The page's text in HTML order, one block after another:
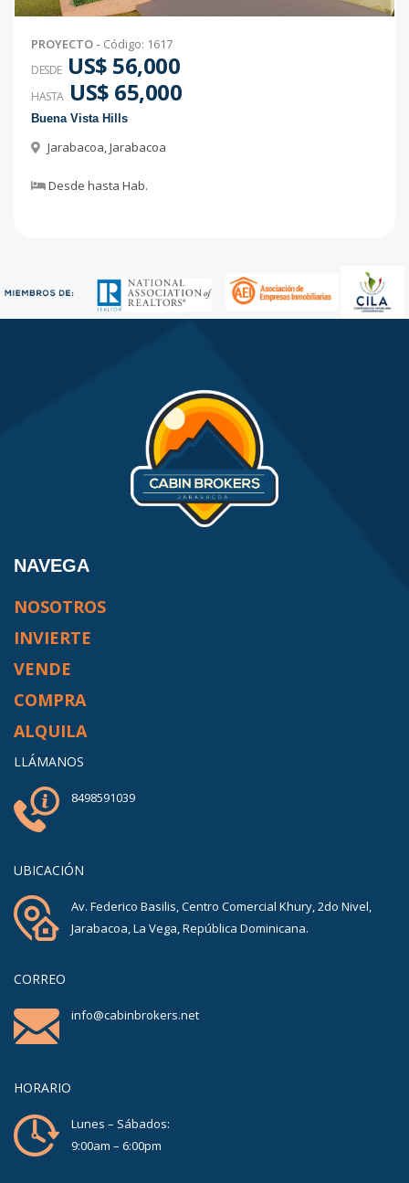
PROYECTO - Código: 1617
DESDE US$ 56,000
HASTA US$ 65,000
Buena Vista Hills
Jarabacoa,Jarabacoa
Desde hasta Hab.
NAVEGA
NOSOTROS
INVIERTE
VENDE
COMPRA
ALQUILA
LLÁMANOS
8498591039
UBICACIÓN
Av. Federico Basilis, Centro Comercial Khury, 2do Nivel,
Jarabacoa, La Vega, República Dominicana.
CORREO
info@cabinbrokers.net
HORARIO
Lunes – Sábados:
9:00am – 6:00pm